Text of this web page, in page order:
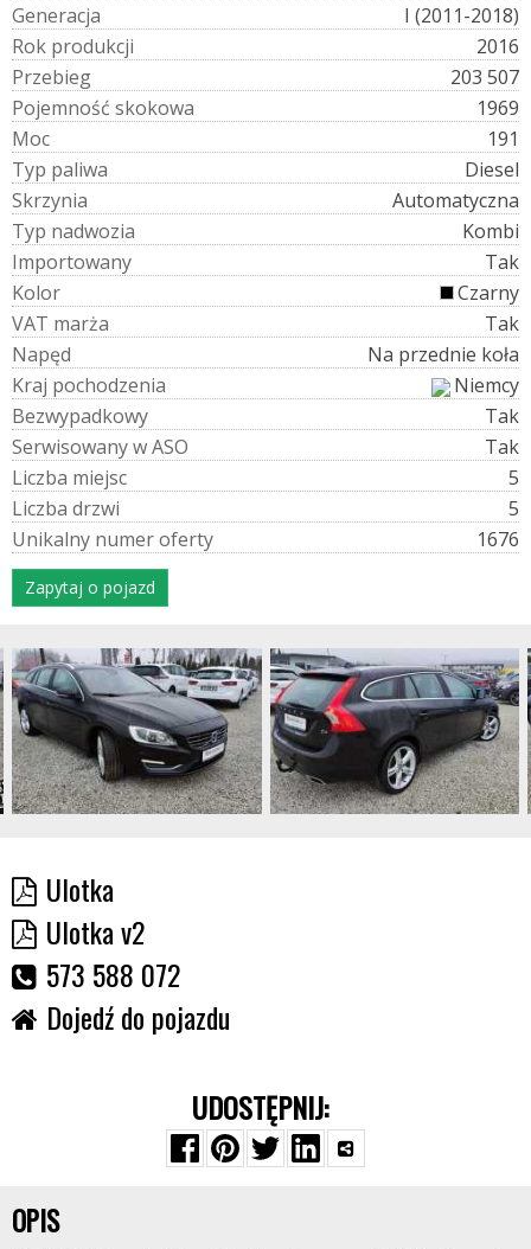
Generacja
I (2011-2018)
Rok produkcji
2016
Przebieg
203 507
Pojemność skokowa
1969
Moc
191
Typ paliwa
Diesel
Skrzynia
Automatyczna
Typ nadwozia
Kombi
Importowany
Tak
Kolor
Czarny
VAT marża
Tak
Napęd
Na przednie koła
Kraj pochodzenia
Niemcy
Bezwypadkowy
Tak
SerwisowanywASO
Tak
Liczba miejsc
5
Liczba drzwi
5
Unikalny numeroferty 1676
Zapytaj o pojazd
Ulotka
Ulotka v2
573 588 072
Dojedź do pojazdu
UDOSTĘPNIJ:
OPIS